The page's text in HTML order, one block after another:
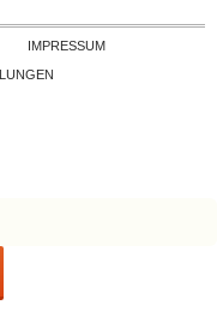
IMPRESSUM